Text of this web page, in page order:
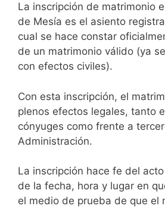
La inscripción de matrimonio
de Mesía es el asiento
cual se hace constar
de un matrimonio válido (ya
con efectos civiles).
Con esta inscripción, el
plenos efectos legales, tanto
cónyuges como frente a
Administración.
La inscripción hace fe del
de la fecha, hora y lugar en
el medio de prueba de que el